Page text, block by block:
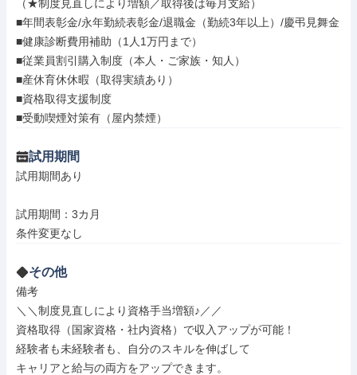
（★制度見直しにより増額／取得後は毎月支給）
■年間表彰金/永年勤続表彰金/退職金（勤続3年以上）/慶弔見舞金
■健康診断費用補助（1人1万円まで）
■従業員割引購入制度（本人・ご家族・知人）
■産休育休休暇（取得実績あり）
■資格取得支援制度
■受動喫煙対策有（屋内禁煙）
試用期間
試用期間あり
試用期間：3カ月
条件変更なし
その他
備考
＼＼制度見直しにより資格手当増額♪／／
資格取得（国家資格・社内資格）で収入アップが可能！
経験者も未経験者も、自分のスキルを伸ばして
キャリアと給与の両方をアップできます。